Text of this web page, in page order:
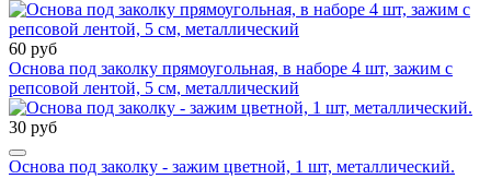
60 руб
Основа под заколку прямоугольная, в наборе 4 шт, зажим с
репсовой лентой, 5 см, металлический
30 руб
Основа под заколку - зажим цветной, 1 шт, металлический.